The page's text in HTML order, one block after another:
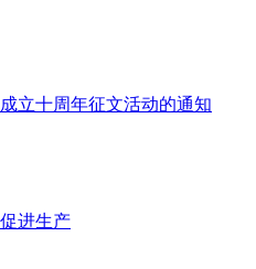
立十周年征文活动的通知
进生产